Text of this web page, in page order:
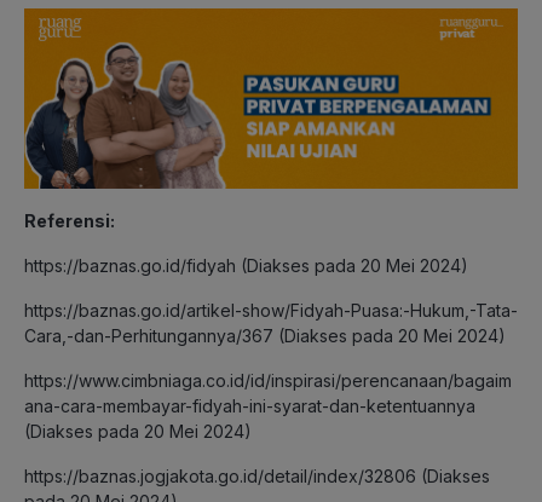
Referensi:
https://baznas.go.id/fidyah (Diakses pada 20 Mei 2024)
https://baznas.go.id/artikel-show/Fidyah-Puasa:-Hukum,-Tata-
Cara,-dan-Perhitungannya/367 (Diakses pada 20 Mei 2024)
https://www.cimbniaga.co.id/id/inspirasi/perencanaan/bagaim
ana-cara-membayar-fidyah-ini-syarat-dan-ketentuannya
(Diakses pada 20 Mei 2024)
https://baznas.jogjakota.go.id/detail/index/32806 (Diakses